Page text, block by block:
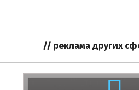
// реклама других